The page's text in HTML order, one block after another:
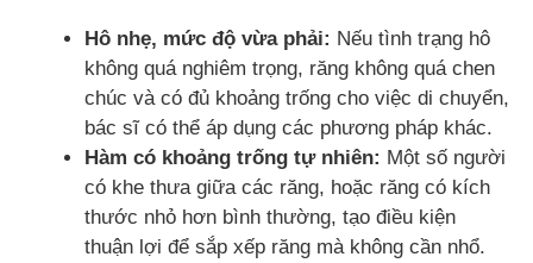
Hô nhẹ, mức độ vừa phải: Nếu tình trạng hô
không quá nghiêm trọng, răng không quá chen
chúc và có đủ khoảng trống cho việc di chuyển,
bác sĩ có thể áp dụng các phương pháp khác.
Hàm có khoảng trống tự nhiên: Một số người
có khe thưa giữa các răng, hoặc răng có kích
thước nhỏ hơn bình thường, tạo điều kiện
thuận lợi để sắp xếp răng mà không cần nhổ.